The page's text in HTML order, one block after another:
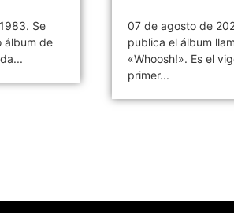
Se
álbum de
07 de agosto de
publica el álbum
«Whoosh!». Es el
primer...